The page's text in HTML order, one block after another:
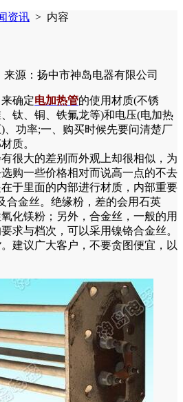
资讯 > 内容
源：扬中市神岛电器有限公司
确定电加热管的使用材质(不锈
钛、铜、铁氟龙等)和电压(电加热
、功率;一、购买时候先要问清楚厂
质。
很大的差别而外观上却很相似，为
购一些价格相对而说高一点的不去
于里面的内部进行材质，内部重要
合金丝。绝缘粉，差的会用石英
化镁粉；另外，合金丝，一般的用
求与档次，可以采用镍铬合金丝。
建议广大客户，不要贪图便宜，以